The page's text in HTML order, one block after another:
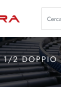
1/2 DOPPIO